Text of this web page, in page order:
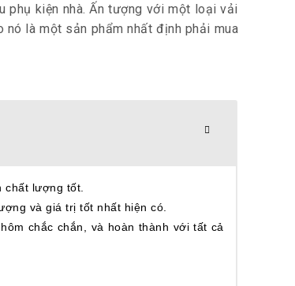
phụ kiện nhà. Ấn tượng với một loại vải
là một sản phẩm nhất định phải mua
chất lượng tốt.
và giá trị tốt nhất hiện có.
chắc chắn, và hoàn thành với tất cả